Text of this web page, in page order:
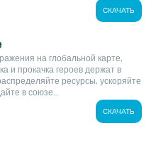
СКАЧАТЬ
на глобальной карте,
и прокачка героев держат в
ресурсы, ускоряйте
в союзе...
СКАЧАТЬ